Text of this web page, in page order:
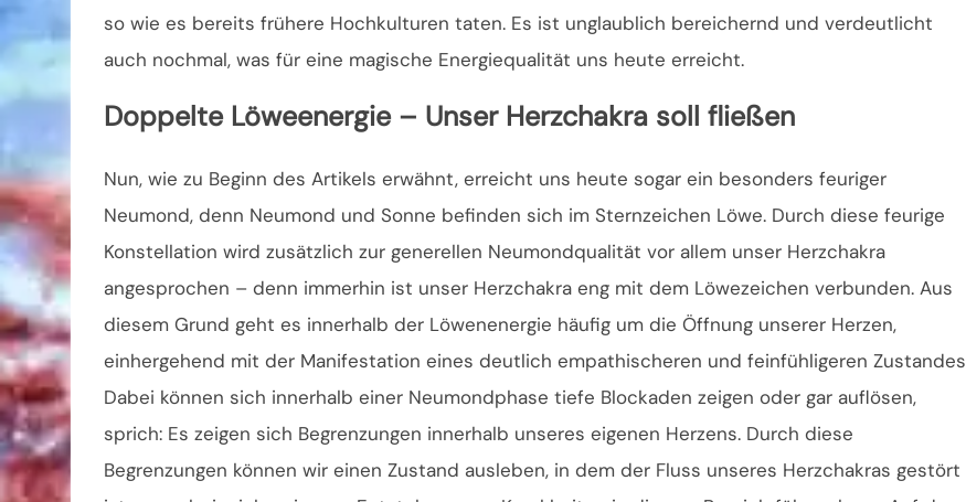
so wie es bereits frühere Hochkulturen taten. Es ist unglaublich bereichernd und verdeutlicht
auch nochmal, was für eine magische Energiequalität uns heute erreicht.
Doppelte Löweenergie – Unser Herzchakra soll fließen
Nun, wie zu Beginn des Artikels erwähnt, erreicht uns heute sogar ein besonders feuriger
Neumond, denn Neumond und Sonne befinden sich im Sternzeichen Löwe. Durch diese feurige
Konstellation wird zusätzlich zur generellen Neumondqualität vor allem unser Herzchakra
angesprochen – denn immerhin ist unser Herzchakra eng mit dem Löwezeichen verbunden. Aus
diesem Grund geht es innerhalb der Löwenenergie häufig um die Öffnung unserer Herzen,
einhergehend mit der Manifestation eines deutlich empathischeren und feinfühligeren Zustandes
Dabei können sich innerhalb einer Neumondphase tiefe Blockaden zeigen oder gar auflösen,
sprich: Es zeigen sich Begrenzungen innerhalb unseres eigenen Herzens. Durch diese
Begrenzungen können wir einen Zustand ausleben, in dem der Fluss unseres Herzchakras gestört